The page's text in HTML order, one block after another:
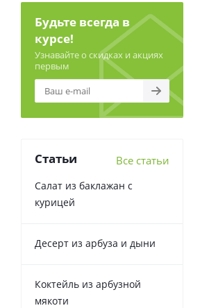
Будьте всегда в
курсе!
Узнавайте о скидках и акциях
первым
Статьи Все статьи
Салат из баклажан с
курицей
Десерт из арбуза и дыни
Коктейль из арбузной
мякоти